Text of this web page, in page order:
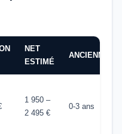
NET
ESTIMÉ
ANCIENNETÉ
1 950 –
2 495 €
0-3 ans